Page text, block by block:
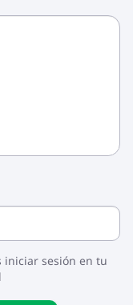
iniciar sesión en tu